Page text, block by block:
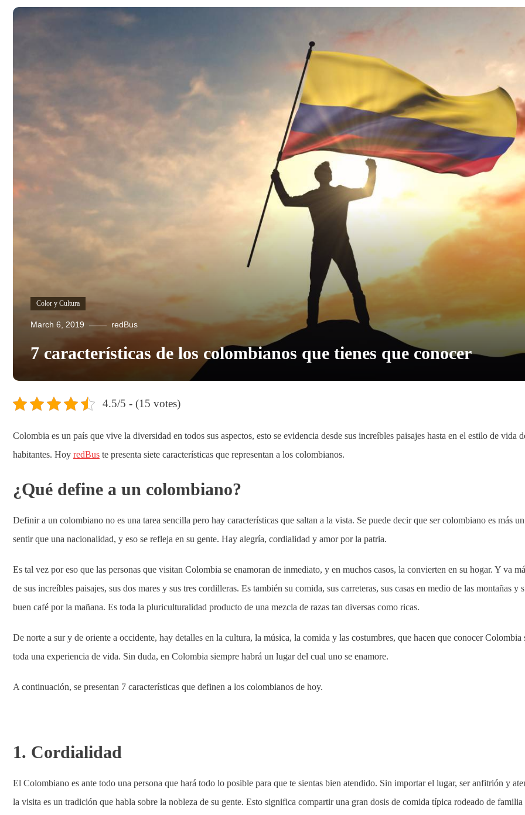
Color y Cultura
March 6, 2019 redBus
7 características de los colombianos que tienes que conocer
4.5/5 - (15 votes)
Colombia es un país que vive la diversidad en todos sus aspectos, esto se evidencia desde sus increíbles paisajes hasta en el estilo de vida
habitantes. Hoy redBus te presenta siete características que representan a los colombianos.
¿Qué define a un colombiano?
Definir a un colombiano no es una tarea sencilla pero hay características que saltan a la vista. Se puede decir que ser colombiano es más un
sentir que una nacionalidad, y eso se refleja en su gente. Hay alegría, cordialidad y amor por la patria.
Es tal vez por eso que las personas que visitan Colombia se enamoran de inmediato, y en muchos casos, la convierten en su hogar. Y va
de sus increíbles paisajes, sus dos mares y sus tres cordilleras. Es también su comida, sus carreteras, sus casas en medio de las montañas y
buen café por la mañana. Es toda la pluriculturalidad producto de una mezcla de razas tan diversas como ricas.
De norte a sur y de oriente a occidente, hay detalles en la cultura, la música, la comida y las costumbres, que hacen que conocer Colombia
toda una experiencia de vida. Sin duda, en Colombia siempre habrá un lugar del cual uno se enamore.
A continuación, se presentan 7 características que definen a los colombianos de hoy.
1. Cordialidad
El Colombiano es ante todo una persona que hará todo lo posible para que te sientas bien atendido. Sin importar el lugar, ser anfitrión y
la visita es un tradición que habla sobre la nobleza de su gente. Esto significa compartir una gran dosis de comida típica rodeado de familia